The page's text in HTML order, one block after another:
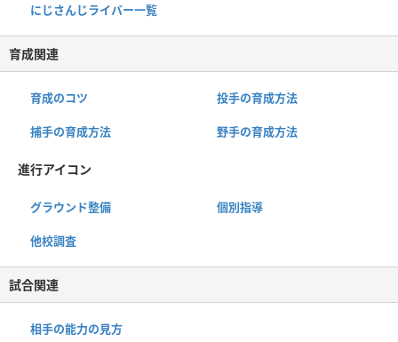
にじさんじライバー一覧
育成関連
育成のコツ 投手の育成方法
捕手の育成方法 野手の育成方法
進行アイコン
グラウンド整備 個別指導
他校調査
試合関連
相手の能力の見方